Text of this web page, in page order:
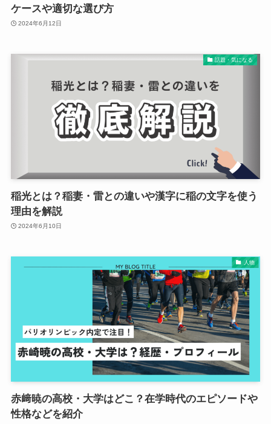
ケースや適切な選び方
2024年6月12日
話題・気になる
稲光とは？稲妻・雷との違いや漢字に稲の文字を使う
理由を解説
2024年6月10日
人物
赤﨑暁の高校・大学はどこ？在学時代のエピソードや
性格などを紹介